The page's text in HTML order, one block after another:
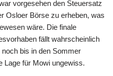
vorgesehen den Steuersatz
Osloer Börse zu erheben, was
wäre. Die finale
fällt wahrscheinlich
bis in den Sommer
Lage für Mowi ungewiss.